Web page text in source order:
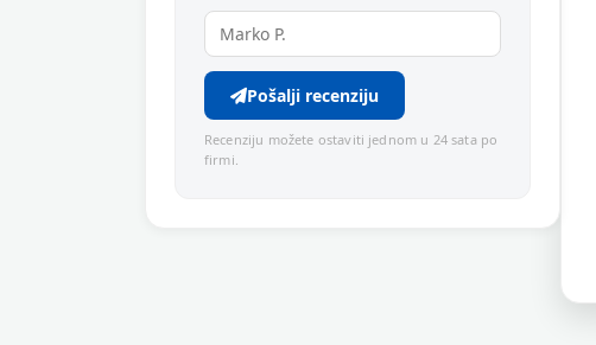
Pošalji recenziju
Recenziju možete ostaviti jednom u 24 sata po
firmi.